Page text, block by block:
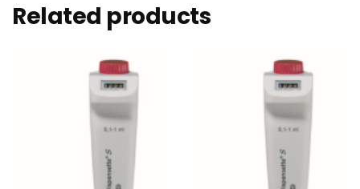
Related products